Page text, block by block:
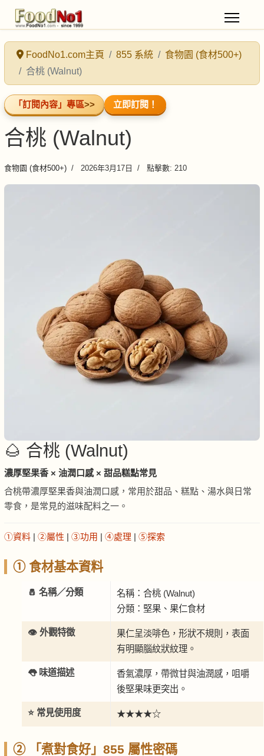
FoodNo1.com主頁 855 系統
食物園 (食材500+)
合桃 (Walnut)
「訂閱內容」專區>> 立即訂閱！
合桃 (Walnut)
食物園 (食材500+) 2026年3月17日 點擊數: 210
🌰 合桃 (Walnut)
濃厚堅果香 × 油潤口感 × 甜品糕點常見
合桃帶濃厚堅果香與油潤口感，常用於甜品、糕點、湯水與日常
零食，是常見的滋味配料之一。
①資料 | ②屬性 | ③功用 | ④處理 | ⑤探索
① 食材基本資料
🧂 名稱／分類
名稱：合桃 (Walnut)
分類：堅果、果仁食材
👁️ 外觀特徵
果仁呈淡啡色，形狀不規則，表面
有明顯腦紋狀紋理。
👅 味道描述
香氣濃厚，帶微甘與油潤感，咀嚼
後堅果味更突出。
⭐ 常見使用度 ★★★★☆
② 「煮對食好」855 屬性密碼